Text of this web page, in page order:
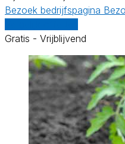
Bezoek bedrijfspagina
Gratis - Vrijblijvend